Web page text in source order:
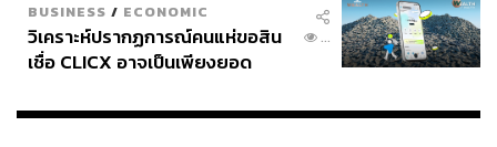
ขณะที่ตามนิยามของ IMF พบว่า หนี้รัฐบาลทั่วไป (General
Government Debt) อยู่ที่ 58.40% ตามการคำนวณของ
BUSINESS / ECONOMIC
วิเคราะห์ปรากฏการณ์คนแห่ขอสิน
เชื่อ CLICX อาจเป็นเพียงยอด
เรือนไทยที่ถูกซุกไว้
...